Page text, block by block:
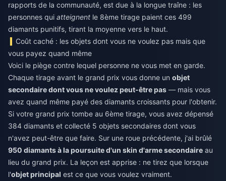
rapports de la communauté, est due à la longue traîne : les
personnes qui atteignent le 8ème tirage paient ces 499
diamants punitifs, tirant la moyenne vers le haut.
Coût caché : les objets dont vous ne voulez pas mais que
vous payez quand même
Voici le piège contre lequel personne ne vous met en garde.
Chaque tirage avant le grand prix vous donne un objet
secondaire dont vous ne voulez peut-être pas — mais vous
avez quand même payé des diamants croissants pour l'obtenir.
Si votre grand prix tombe au 6ème tirage, vous avez dépensé
384 diamants et collecté 5 objets secondaires dont vous
n'avez peut-être que faire. Sur une roue précédente, j'ai brûlé
950 diamants à la poursuite d'un skin d'arme secondaire au
lieu du grand prix. La leçon est apprise : ne tirez que lorsque
l'objet principal est ce que vous voulez vraiment.